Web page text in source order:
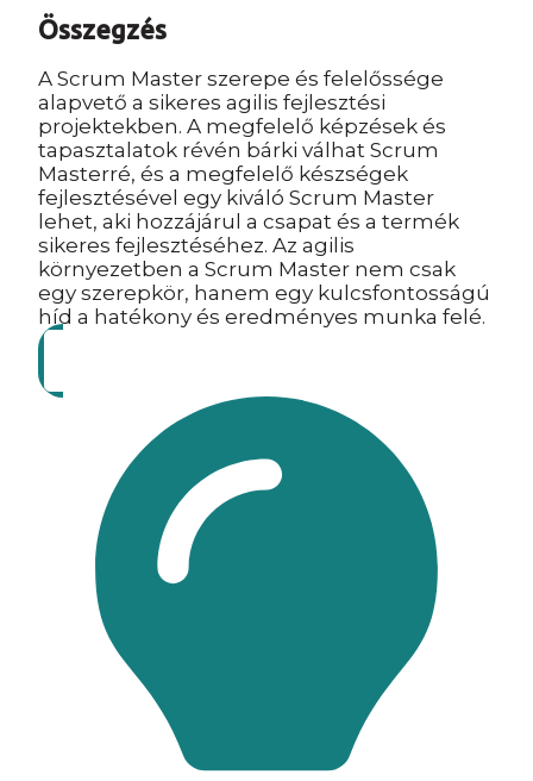
Összegzés
A Scrum Master szerepe és felelőssége
alapvető a sikeres agilis fejlesztési
projektekben. A megfelelő képzések és
tapasztalatok révén bárki válhat Scrum
Masterré, és a megfelelő készségek
fejlesztésével egy kiváló Scrum Master
lehet, aki hozzájárul a csapat és a termék
sikeres fejlesztéséhez. Az agilis
környezetben a Scrum Master nem csak
egy szerepkör, hanem egy kulcsfontosságú
híd a hatékony és eredményes munka felé.